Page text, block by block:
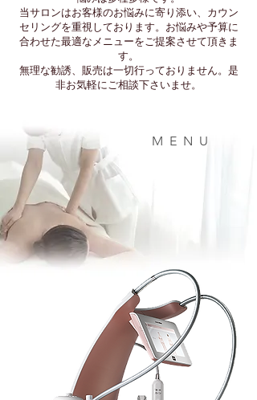
MENU
当サロンはお客様のお悩みに寄り添い、カウン
セリングを重視しております。お悩みや予算に
合わせた最適なメニューをご提案させて頂きま
す。
無理な勧誘、販売は一切行っておりません。是
非お気軽にご相談下さいませ。